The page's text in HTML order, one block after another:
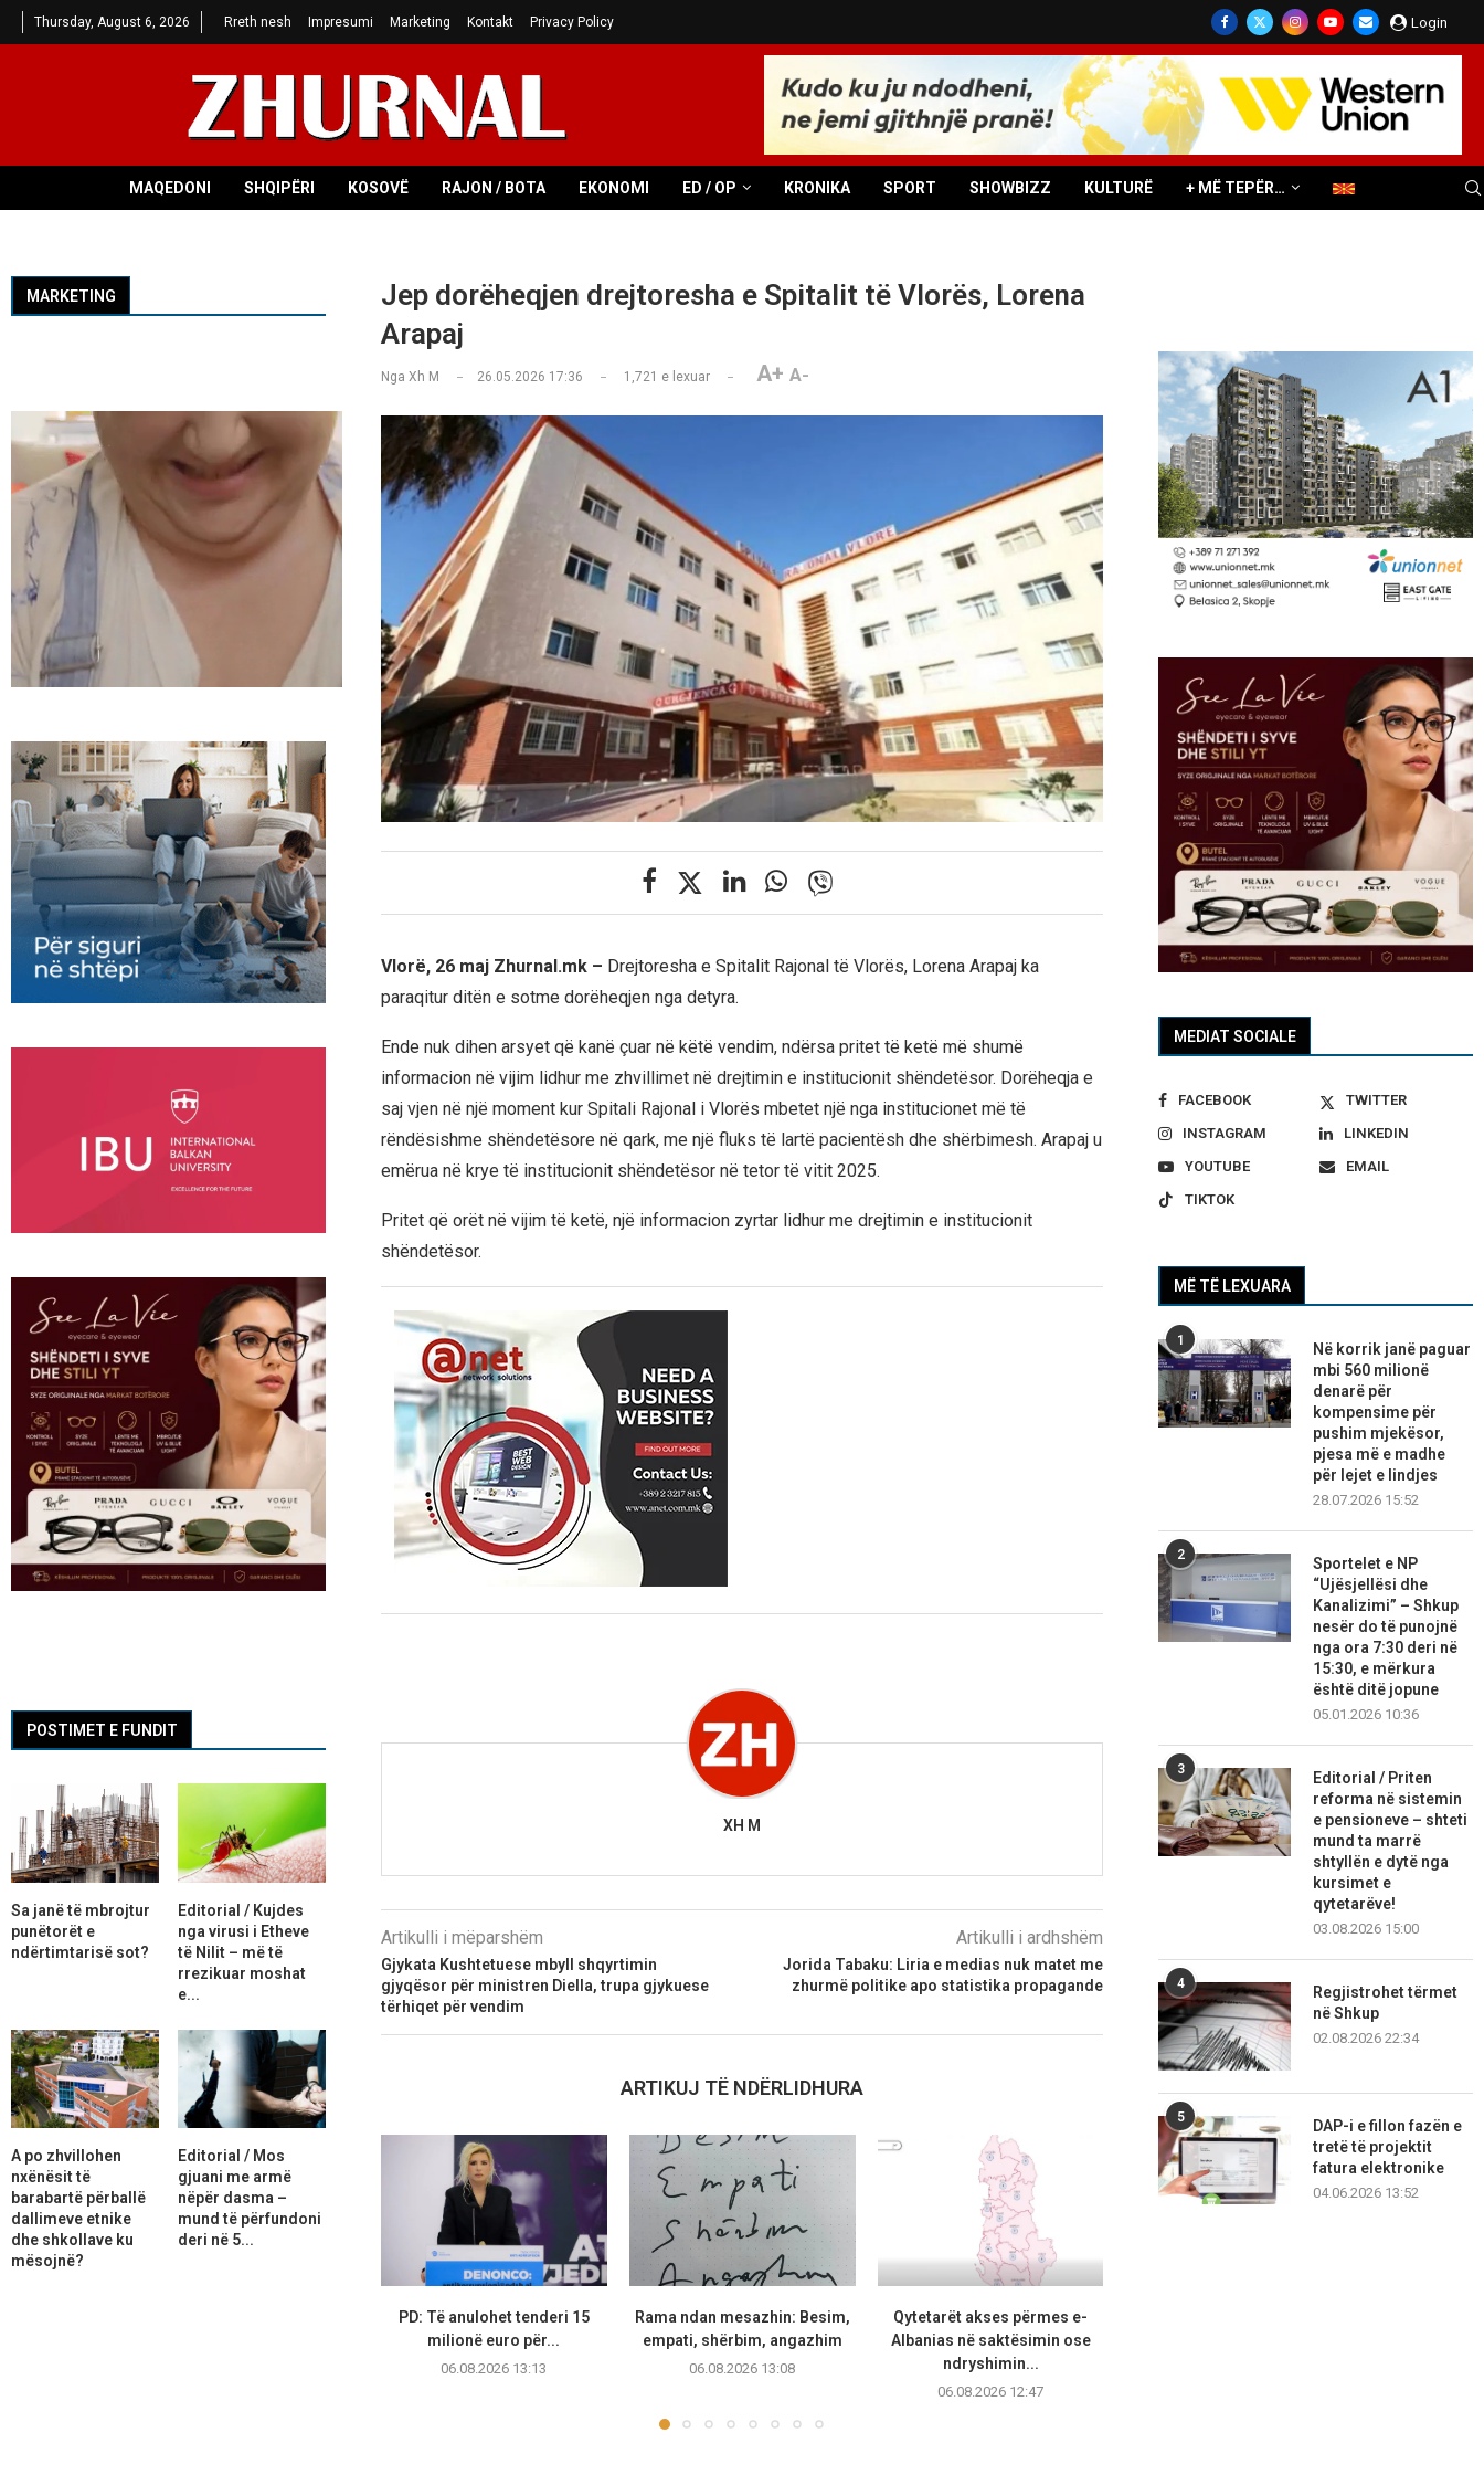
Thursday, August 6, 2026 Rreth nesh Impresumi Marketing Kontakt Privacy Policy Login
MAQEDONI SHQIPËRI KOSOVË RAJON / BOTA EKONOMI ED / OP KRONIKA SPORT SHOWBIZZ KULTURË + MË TEPËR…
Jep dorëheqjen drejtoresha e Spitalit të Vlorës, Lorena
Arapaj
Nga Xh M 26.05.2026 17:36 1,721 e lexuar A+ A-
Vlorë, 26 maj Zhurnal.mk – Drejtoresha e Spitalit Rajonal të Vlorës, Lorena Arapaj ka
paraqitur ditën e sotme dorëheqjen nga detyra.
Ende nuk dihen arsyet që kanë çuar në këtë vendim, ndërsa pritet të ketë më shumë
informacion në vijim lidhur me zhvillimet në drejtimin e institucionit shëndetësor. Dorëheqja e
saj vjen në një moment kur Spitali Rajonal i Vlorës mbetet një nga institucionet më të
rëndësishme shëndetësore në qark, me një fluks të lartë pacientësh dhe shërbimesh. Arapaj u
emërua në krye të institucionit shëndetësor në tetor të vitit 2025.
Pritet që orët në vijim të ketë, një informacion zyrtar lidhur me drejtimin e institucionit
shëndetësor.
XH M
Artikulli i mëparshëm
Gjykata Kushtetuese mbyll shqyrtimin
gjyqësor për ministren Diella, trupa gjykuese
tërhiqet për vendim
Artikulli i ardhshëm
Jorida Tabaku: Liria e medias nuk matet me
zhurmë politike apo statistika propagande
ARTIKUJ TË NDËRLIDHURA
PD: Të anulohet tenderi 15
milionë euro për...
06.08.2026 13:13
Rama ndan mesazhin: Besim,
empati, shërbim, angazhim
06.08.2026 13:08
Qytetarët akses përmes e-
Albanias në saktësimin ose
ndryshimin...
06.08.2026 12:47
MEDIAT SOCIALE
FACEBOOK
TWITTER
INSTAGRAM
LINKEDIN
YOUTUBE
EMAIL
TIKTOK
MË TË LEXUARA
1
Në korrik janë paguar
mbi 560 milionë
denarë për
kompensime për
pushim mjekësor,
pjesa më e madhe
për lejet e lindjes
28.07.2026 15:52
2
Sportelet e NP
“Ujësjellësi dhe
Kanalizimi” – Shkup
nesër do të punojnë
nga ora 7:30 deri në
15:30, e mërkura
është ditë jopune
05.01.2026 10:36
3
Editorial / Priten
reforma në sistemin
e pensioneve – shteti
mund ta marrë
shtyllën e dytë nga
kursimet e
qytetarëve!
03.08.2026 15:00
4
Regjistrohet tërmet
në Shkup
02.08.2026 22:34
5
DAP-i e fillon fazën e
tretë të projektit
fatura elektronike
04.06.2026 13:52
MARKETING
POSTIMET E FUNDIT
Sa janë të mbrojtur
punëtorët e
ndërtimtarisë sot?
Editorial / Kujdes
nga virusi i Etheve
të Nilit – më të
rrezikuar moshat
e...
A po zhvillohen
nxënësit të
barabartë përballë
dallimeve etnike
dhe shkollave ku
mësojnë?
Editorial / Mos
gjuani me armë
nëpër dasma –
mund të përfundoni
deri në 5...